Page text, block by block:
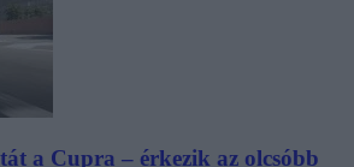
a Cupra – érkezik az olcsóbb